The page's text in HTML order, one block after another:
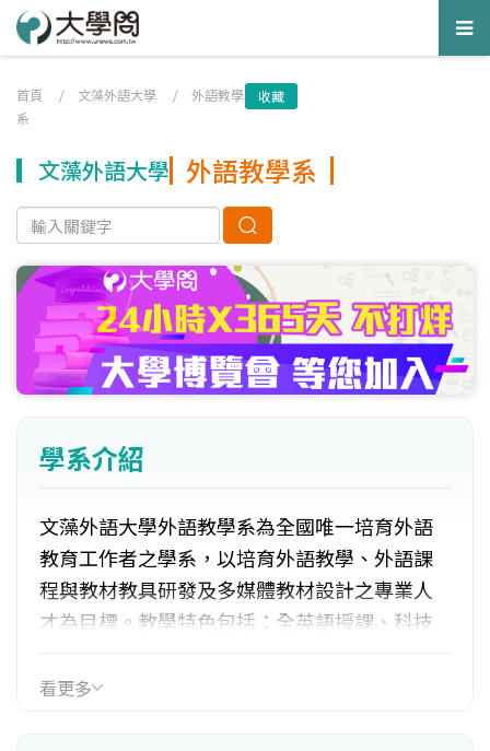
首頁 / 文藻外語大學 / 外語教學
系
收藏
文藻外語大學 外語教學系
學系介紹
文藻外語大學外語教學系為全國唯一培育外語
教育工作者之學系，以培育外語教學、外語課
程與教材教具研發及多媒體教材設計之專業人
才為目標。教學特色包括：全英語授課、科技
程，並藉由語言教學營隊與專業服務學習，增
看更多